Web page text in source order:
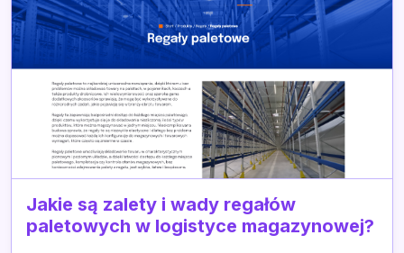
Jakie są zalety i wady regałów
paletowych w logistyce magazynowej?